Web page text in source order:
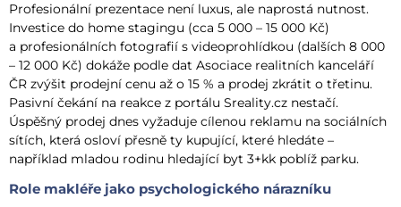
Profesionální prezentace není luxus, ale naprostá nutnost.
Investice do home stagingu (cca 5 000 – 15 000 Kč)
a profesionálních fotografií s videoprohlídkou (dalších 8 000
– 12 000 Kč) dokáže podle dat Asociace realitních kanceláří
ČR zvýšit prodejní cenu až o 15 % a prodej zkrátit o třetinu.
Pasivní čekání na reakce z portálu Sreality.cz nestačí.
Úspěšný prodej dnes vyžaduje cílenou reklamu na sociálních
sítích, která osloví přesně ty kupující, které hledáte –
například mladou rodinu hledající byt 3+kk poblíž parku.
Role makléře jako psychologického nárazníku